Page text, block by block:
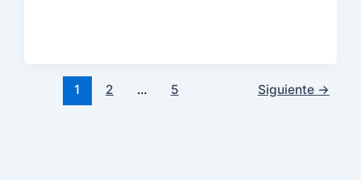
1 2 … 5 Siguiente →